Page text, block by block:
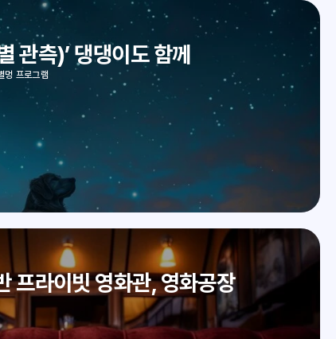
관측)’ 댕댕이도 함께
멍 프로그램
프라이빗 영화관, 영화공장